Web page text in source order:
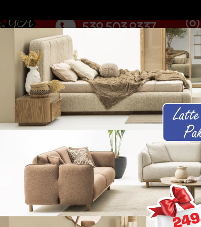
BIST 13.744 46.2686
HATAY GÜNDEM MAGAZİN
çarptığı araç metrelerce sürük... Tarsusta kırsal